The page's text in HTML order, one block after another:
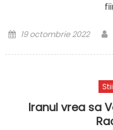
Posted
19 octombrie 2022
Iranul vrea sa